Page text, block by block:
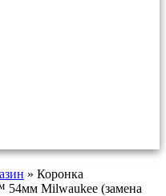
» Коронка
54мм Milwaukee (замена